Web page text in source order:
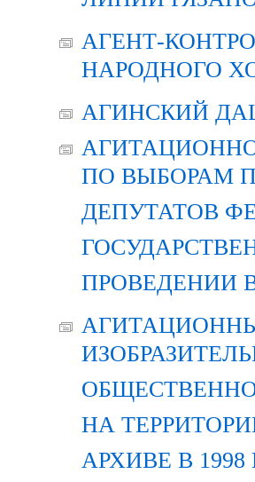
АГЕНТ-
НАРОДНОГО
АГИНСКИЙ
ПО ВЫБОРАМ
ДЕПУТАТОВ
ПРОВЕДЕНИИ
НА
АРХИВЕ В 1998